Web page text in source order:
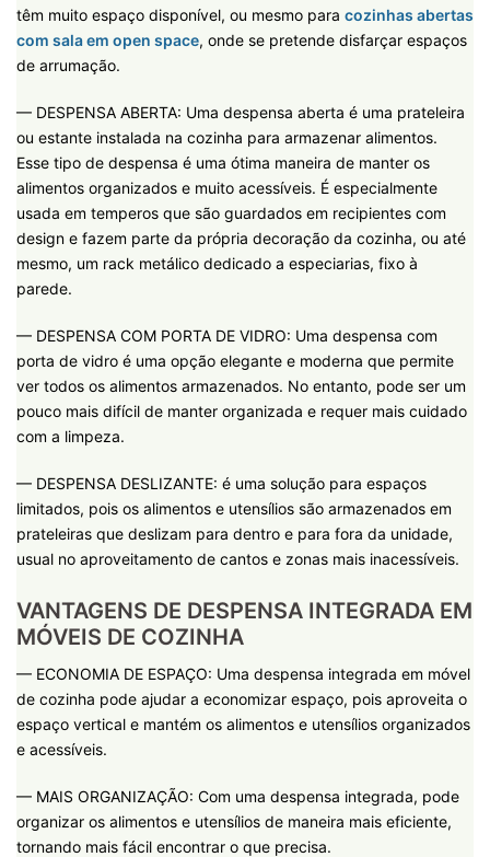
têm muito espaço disponível, ou mesmo para cozinhas abertas
com sala em open space, onde se pretende disfarçar espaços
de arrumação.
— DESPENSA ABERTA: Uma despensa aberta é uma prateleira
ou estante instalada na cozinha para armazenar alimentos.
Esse tipo de despensa é uma ótima maneira de manter os
alimentos organizados e muito acessíveis. É especialmente
usada em temperos que são guardados em recipientes com
design e fazem parte da própria decoração da cozinha, ou até
mesmo, um rack metálico dedicado a especiarias, fixo à
parede.
— DESPENSA COM PORTA DE VIDRO: Uma despensa com
porta de vidro é uma opção elegante e moderna que permite
ver todos os alimentos armazenados. No entanto, pode ser um
pouco mais difícil de manter organizada e requer mais cuidado
com a limpeza.
— DESPENSA DESLIZANTE: é uma solução para espaços
limitados, pois os alimentos e utensílios são armazenados em
prateleiras que deslizam para dentro e para fora da unidade,
usual no aproveitamento de cantos e zonas mais inacessíveis.
VANTAGENS DE DESPENSA INTEGRADA EM
MÓVEIS DE COZINHA
— ECONOMIA DE ESPAÇO: Uma despensa integrada em móvel
de cozinha pode ajudar a economizar espaço, pois aproveita o
espaço vertical e mantém os alimentos e utensílios organizados
e acessíveis.
— MAIS ORGANIZAÇÃO: Com uma despensa integrada, pode
organizar os alimentos e utensílios de maneira mais eficiente,
tornando mais fácil encontrar o que precisa.